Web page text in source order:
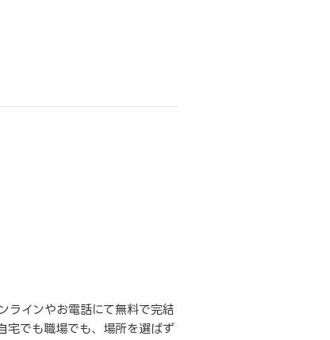
ラインやお電話にて無料で完結
宅でも職場でも、場所を選ばず